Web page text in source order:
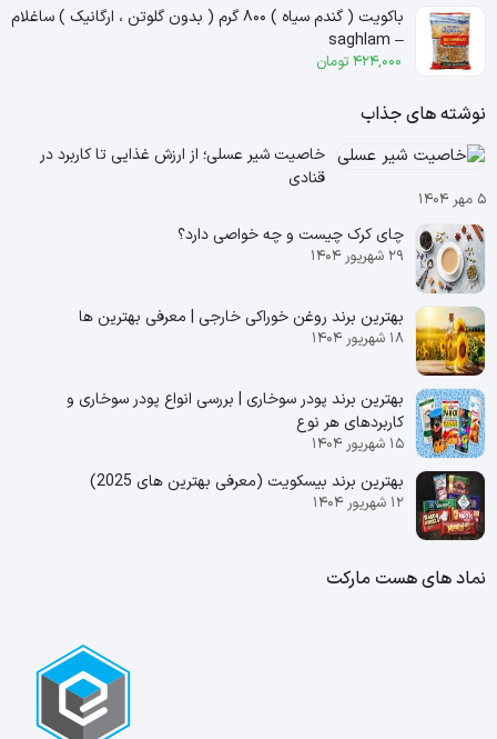
باکویت ( گندم سیاه ) ۸۰۰ گرم ( بدون گلوتن ، ارگانیک ) ساغلام
– saghlam
424,000 تومان
نوشته های جذاب
خاصیت شیر عسلی؛ از ارزش غذایی تا کاربرد در
قنادی
۵ مهر ۱۴۰۴
چای کرک چیست و چه خواصی دارد؟
۲۹ شهریور ۱۴۰۴
بهترین برند روغن خوراکی خارجی | معرفی بهترین ها
۱۸ شهریور ۱۴۰۴
بهترین برند پودر سوخاری | بررسی انواع پودر سوخاری و
کاربردهای هر نوع
۱۵ شهریور ۱۴۰۴
بهترین برند بیسکویت (معرفی بهترین‌ های 2025)
۱۲ شهریور ۱۴۰۴
نماد های هست مارکت